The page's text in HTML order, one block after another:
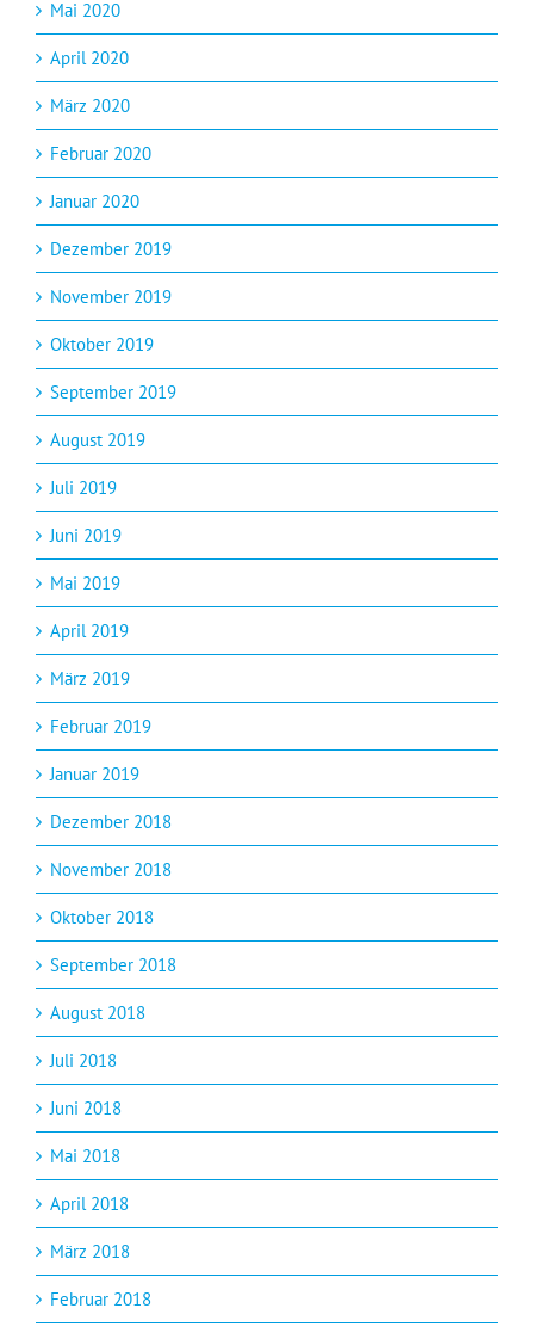
Mai 2020
April 2020
März 2020
Februar 2020
Januar 2020
Dezember 2019
November 2019
Oktober 2019
September 2019
August 2019
Juli 2019
Juni 2019
Mai 2019
April 2019
März 2019
Februar 2019
Januar 2019
Dezember 2018
November 2018
Oktober 2018
September 2018
August 2018
Juli 2018
Juni 2018
Mai 2018
April 2018
März 2018
Februar 2018